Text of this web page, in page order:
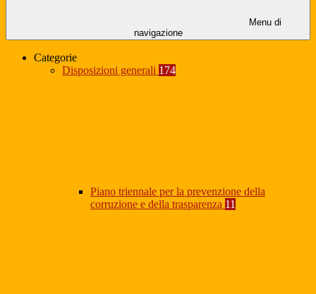
Menu di
navigazione
Categorie
Disposizioni generali 174
Piano triennale per la prevenzione della
corruzione e della trasparenza 11